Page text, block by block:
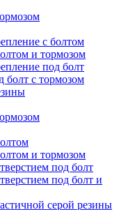
с болтом
и тормозом
под болт
болт с тормозом
и тормозом
под болт
под болт и
серой резины